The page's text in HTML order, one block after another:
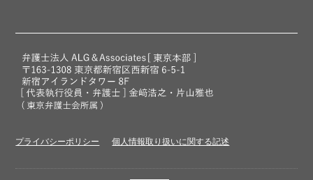
プライバシーポリシー 個人情報取り扱いに関する記述